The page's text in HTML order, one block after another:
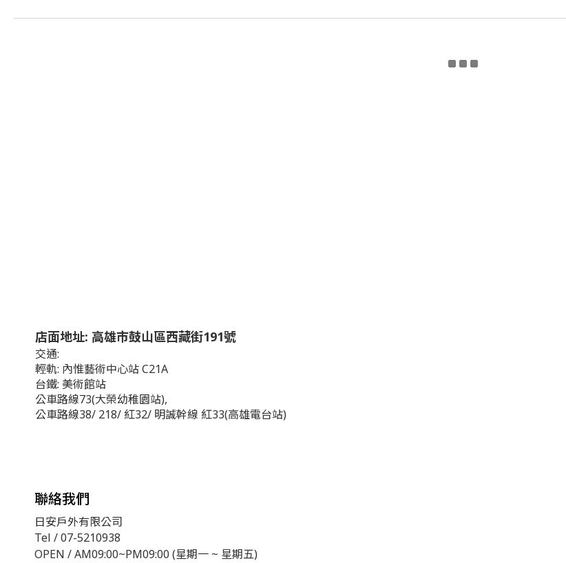
店面地址: 高雄市鼓山區西藏街191號
交通:
輕軌: 內惟藝術中心站 C21A
台鐵: 美術館站
公車路線73(大榮幼稚園站),
公車路線38/ 218/ 紅32/ 明誠幹線 紅33(高雄電台站)
聯絡我們
日安戶外有限公司
Tel / 07-5210938
OPEN / AM09:00~PM09:00 (星期一 ~ 星期五)